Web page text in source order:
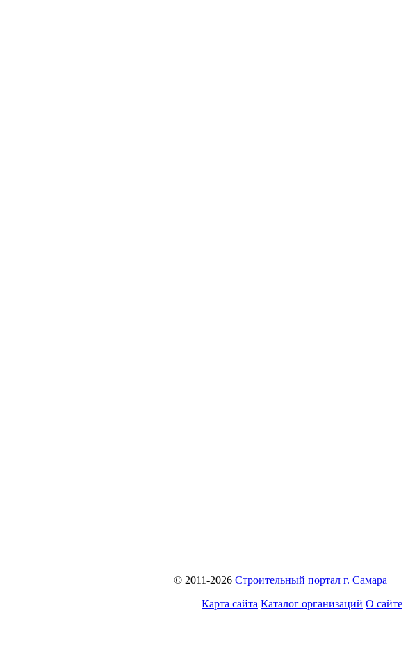
© 2011-2026 Строительный портал г. Самара
Карта сайта Каталог организаций О сайте